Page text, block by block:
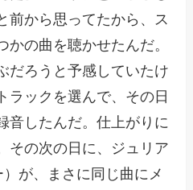
前から思ってたから、ス
かの曲を聴かせたんだ。
だろうと予感していたけ
ラックを選んで、その日
音したんだ。仕上がりに
その次の日に、ジュリア
が、まさに同じ曲にメ